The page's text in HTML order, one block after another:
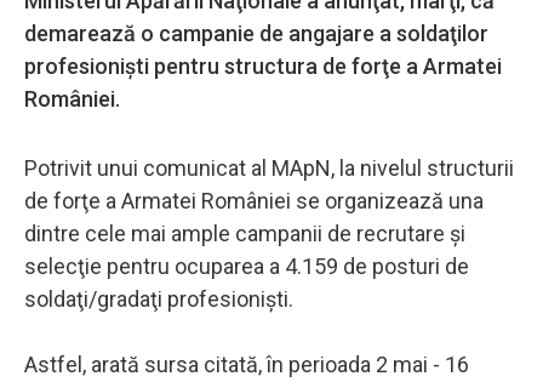
demarează o campanie de angajare a soldaţilor
profesionişti pentru structura de forţe a Armatei
României.
Potrivit unui comunicat al MApN, la nivelul structurii
de forţe a Armatei României se organizează una
dintre cele mai ample campanii de recrutare şi
selecţie pentru ocuparea a 4.159 de posturi de
soldaţi/gradaţi profesionişti.
Astfel, arată sursa citată, în perioada 2 mai - 16